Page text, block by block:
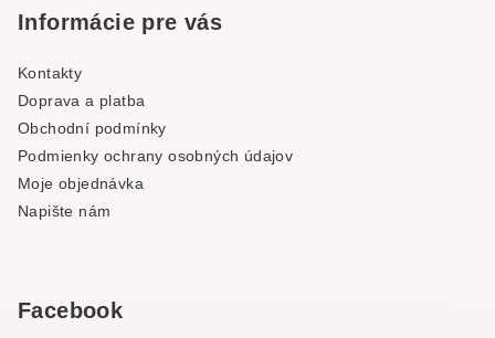
Informácie pre vás
Kontakty
Doprava a platba
Obchodní podmínky
Podmienky ochrany osobných údajov
Moje objednávka
Napište nám
Facebook